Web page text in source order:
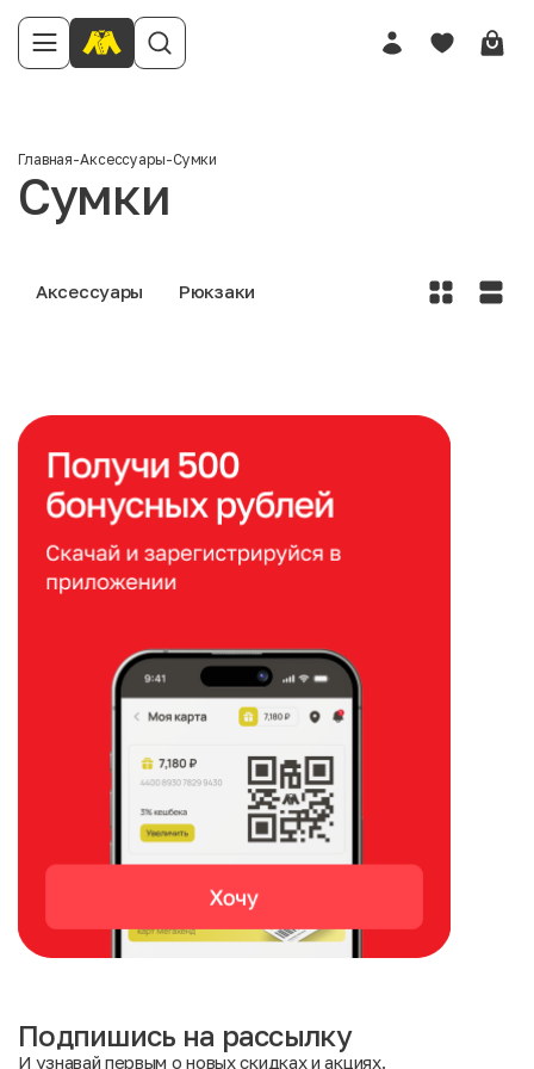
Главная-Аксессуары-Сумки
Сумки
Аксессуары Рюкзаки
Подпишись на рассылку
И узнавай первым о новых скидках и акциях.